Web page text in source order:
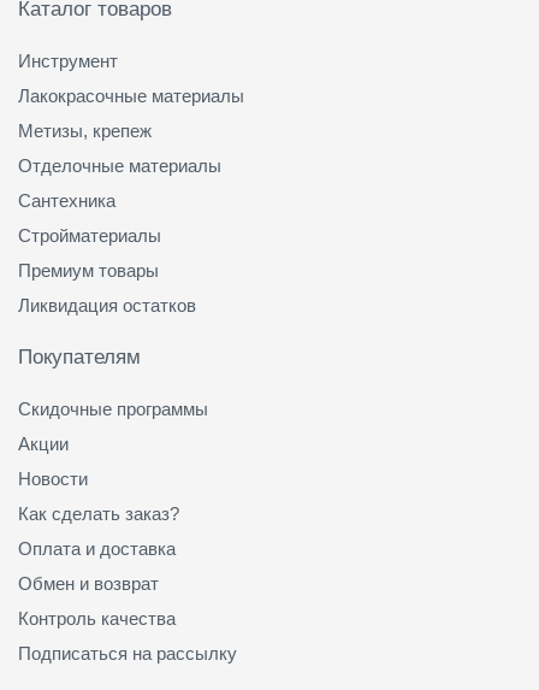
Каталог товаров
Инструмент
Лакокрасочные материалы
Метизы, крепеж
Отделочные материалы
Сантехника
Стройматериалы
Премиум товары
Ликвидация остатков
Покупателям
Скидочные программы
Акции
Новости
Как сделать заказ?
Оплата и доставка
Обмен и возврат
Контроль качества
Подписаться на рассылку